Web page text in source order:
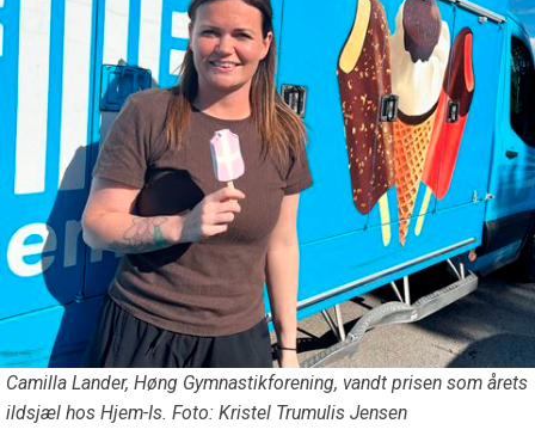
Camilla Lander, Høng Gymnastikforening, vandt prisen som årets
ildsjæl hos Hjem-Is. Foto: Kristel Trumulis Jensen